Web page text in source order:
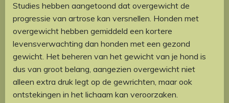
Studies hebben aangetoond dat overgewicht de
progressie van artrose kan versnellen. Honden met
overgewicht hebben gemiddeld een kortere
levensverwachting dan honden met een gezond
gewicht. Het beheren van het gewicht van je hond is
dus van groot belang, aangezien overgewicht niet
alleen extra druk legt op de gewrichten, maar ook
ontstekingen in het lichaam kan veroorzaken.